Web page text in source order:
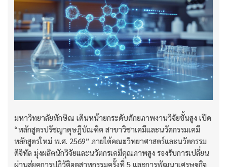
มหาวิทยาลัยทักษิณ เดินหน้ายกระดับศักยภาพงานวิจัยขั้นสูง เปิด
“หลักสูตรปรัชญาดุษฎีบัณฑิต สาขาวิชาเคมีและนวัตกรรมเคมี
หลักสูตรใหม่ พ.ศ. 2569” ภายใต้คณะวิทยาศาสตร์และนวัตกรรม
ดิจิทัล มุ่งผลิตนักวิจัยและนวัตกรเคมีคุณภาพสูง รองรับการเปลี่ยน
ผ่านสู่ยุคการปฏิวัติอุตสาหกรรมครั้งที่ 5 และการพัฒนาเศรษฐกิจ